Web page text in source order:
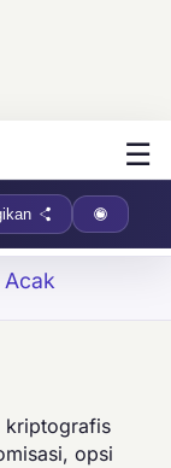
☰
kriptografis
opsi